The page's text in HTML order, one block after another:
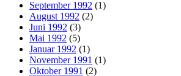
September 1992 (1)
August 1992 (2)
Juni 1992 (3)
Mai 1992 (5)
Januar 1992 (1)
November 1991 (1)
Oktober 1991 (2)